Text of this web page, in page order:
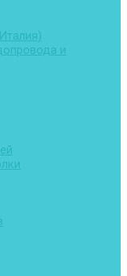
и